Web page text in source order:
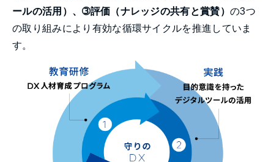
ールの活用）、➂評価（ナレッジの共有と賞賛）の3つ
の取り組みにより有効な循環サイクルを推進していま
す。